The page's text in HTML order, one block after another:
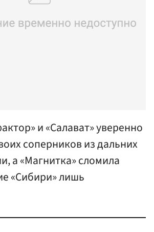
и «Салават» уверенно
соперников из дальних
а «Магнитка» сломила
«Сибири» лишь